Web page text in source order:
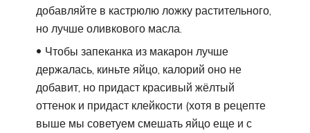
добавляйте в кастрюлю ложку растительного,
но лучше оливкового масла.
Чтобы запеканка из макарон лучше
держалась, киньте яйцо, калорий оно не
добавит, но придаст красивый жёлтый
оттенок и придаст клейкости (хотя в рецепте
выше мы советуем смешать яйцо еще и с